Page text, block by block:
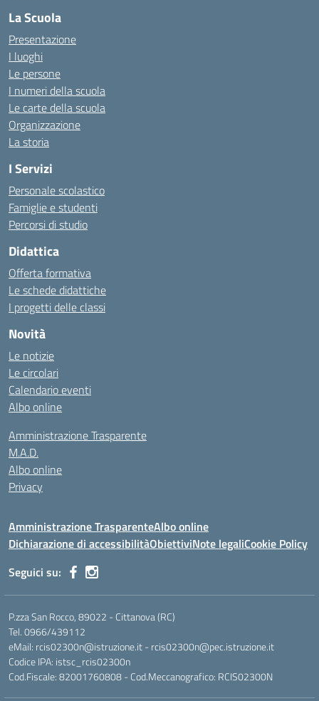
La Scuola
Presentazione
I luoghi
Le persone
I numeri della scuola
Le carte della scuola
Organizzazione
La storia
I Servizi
Personale scolastico
Famiglie e studenti
Percorsi di studio
Didattica
Offerta formativa
Le schede didattiche
I progetti delle classi
Novità
Le notizie
Le circolari
Calendario eventi
Albo online
Amministrazione Trasparente
M.A.D.
Albo online
Privacy
Amministrazione TrasparenteAlbo online
Dichiarazione di accessibilitàObiettiviNote legaliCookie Policy
Seguici su:
P.zza San Rocco, 89022 - Cittanova (RC)
Tel. 0966/439112
eMail: rcis02300n@istruzione.it - rcis02300n@pec.istruzione.it
Codice IPA: istsc_rcis02300n
Cod.Fiscale: 82001760808 - Cod.Meccanografico: RCIS02300N